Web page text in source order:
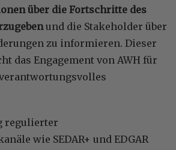
über die Fortschritte des
und die Stakeholder über
zu informieren. Dieser
das Engagement von AWH für
regulierter
wie SEDAR+ und EDGAR